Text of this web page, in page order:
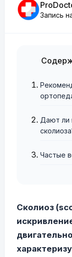
Запись
Дают ли
Частые
Сколиоз